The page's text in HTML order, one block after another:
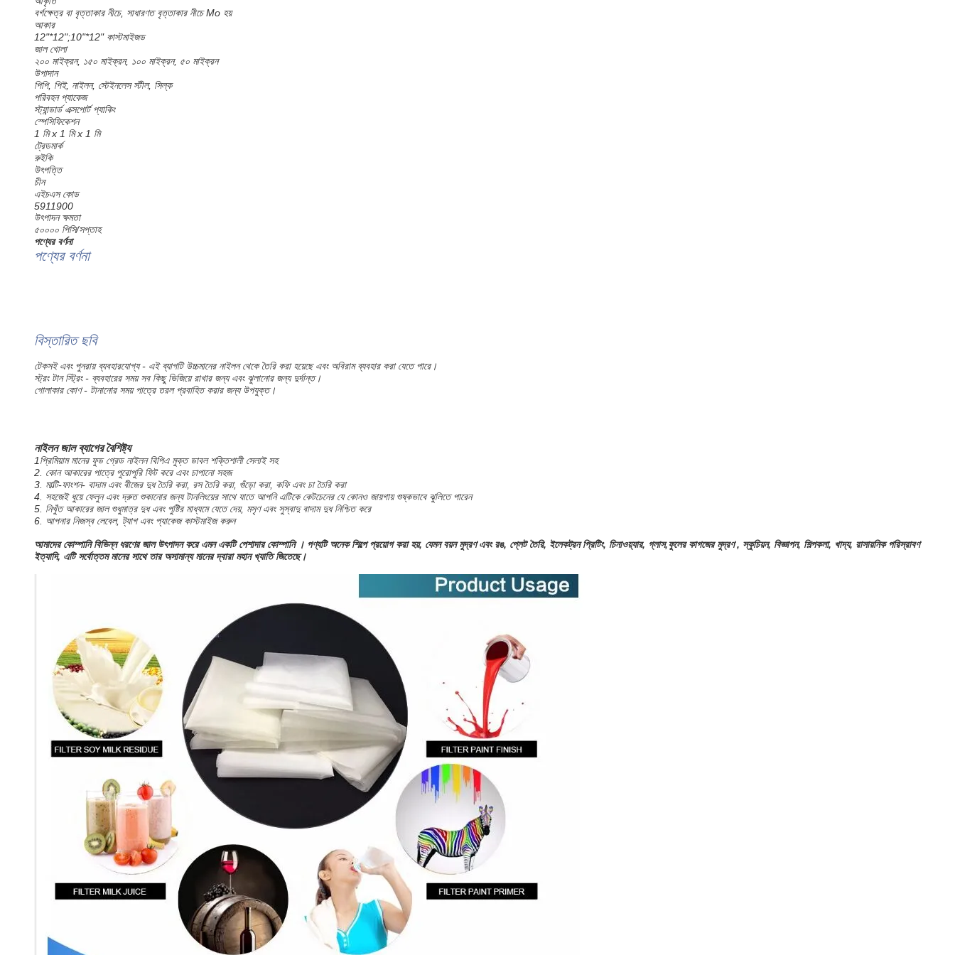
বর্গক্ষেত্র বা বৃত্তাকার নীচে, সাধারণত বৃত্তাকার নীচে Mo হয়
আকার
12"*12";10"*12" কাস্টমাইজড
জাল খোলা
২০০ মাইক্রন, ১৫০ মাইক্রন, ১০০ মাইক্রন, ৫০ মাইক্রন
উপাদান
পিপি, পিই, নাইলন, স্টেইনলেস স্টীল, সিল্ক
পরিবহন প্যাকেজ
স্ট্যান্ডার্ড এক্সপোর্ট প্যাকিং
স্পেসিফিকেশন
1 মি x 1 মি x 1 মি
ট্রেডমার্ক
রুইকি
উৎপত্তি
চীন
এইচএস কোড
5911900
উৎপাদন ক্ষমতা
৫০০০০ পিসি/সপ্তাহ
পণ্যের বর্ণনা
পণ্যের বর্ণনা
বিস্তারিত ছবি
টেকসই এবং পুনরায় ব্যবহারযোগ্য - এই ব্যাগটি উচ্চমানের নাইলন থেকে তৈরি করা হয়েছে এবং অবিরাম ব্যবহার করা যেতে পারে।
স্ট্রং টান স্ট্রিং - ব্যবহারের সময় সব কিছু ভিজিয়ে রাখার জন্য এবং ঝুলানোর জন্য দুর্দান্ত।
গোলাকার কোণ - টানানোর সময় পাত্রে তরল প্রবাহিত করার জন্য উপযুক্ত।
নাইলন জাল ব্যাগের বৈশিষ্ট্য
1প্রিমিয়াম মানের ফুড গ্রেড নাইলন বিপিএ মুক্ত ডাবল শক্তিশালী সেলাই সহ
2. কোন আকারের পাত্রে পুরোপুরি ফিট করে এবং চাপানো সহজ
3. মাল্টি-ফাংশন- বাদাম এবং বীজের দুধ তৈরি করা, রস তৈরি করা, গুঁড়ো করা, কফি এবং চা তৈরি করা
4. সহজেই ধুয়ে ফেলুন এবং দ্রুত শুকানোর জন্য টানলিংয়ের সাথে যাতে আপনি এটিকে কেটচেনের যে কোনও জায়গায় শুষ্কভাবে ঝুলিতে পারেন
5. নিখুঁত আকারের জাল শুধুমাত্র দুধ এবং পুষ্টির মাধ্যমে যেতে দেয়, মসৃণ এবং সুস্বাদু বাদাম দুধ নিশ্চিত করে
6. আপনার নিজস্ব লেবেল, ট্যাগ এবং প্যাকেজ কাস্টমাইজ করুন
আমাদের কোম্পানি বিভিন্ন ধরণের জাল উৎপাদন করে এমন একটি পেশাদার কোম্পানি । পণ্যটি অনেক শিল্পে প্রয়োগ করা হয়, যেমন বয়ন মুদ্রণ এবং রঙ, প্লেট তৈরি, ইলেকট্রন প্রিটিং, চিনাওয়্যার, গ্লাস,ফুলের কাগজের মুদ্রণ , স্কুচিয়ন, বিজ্ঞাপন, শিল্পকলা, খাদ্য, রাসায়নিক পরিস্রাবণ
ইত্যাদি, এটি সর্বোত্তম মানের সাথে তার অসামান্য মানের দ্বারা মহান খ্যাতি জিতেছে।